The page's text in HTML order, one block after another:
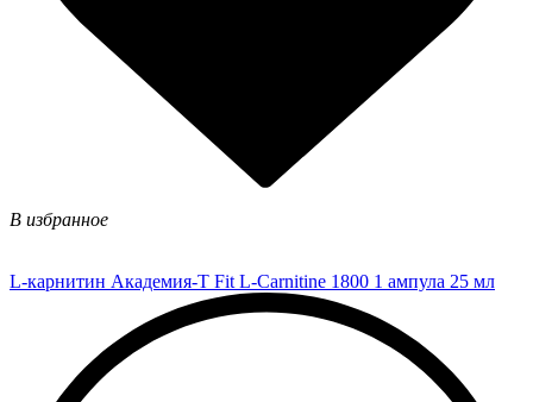
В избранное
L-карнитин Академия-Т Fit L-Carnitine 1800 1 ампула 25 мл